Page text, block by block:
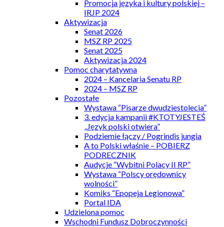
Promocja języka i kultury polskiej –
IRJP 2024
Aktywizacja
Senat 2026
MSZ RP 2025
Senat 2025
Aktywizacja 2024
Pomoc charytatywna
2024 – Kancelaria Senatu RP
2024 – MSZ RP
Pozostałe
Wystawa “Pisarze dwudziestolecia”
3. edycja kampanii #KTOTYJESTEŚ
„Język polski otwiera”
Podziemie łączy / Pogrindis jungia
A to Polski właśnie – POBIERZ
PODRECZNIK
Audycje “Wybitni Polacy II RP”
Wystawa “Polscy orędownicy
wolności”
Komiks “Epopeja Legionowa”
Portal IDA
Udzielona pomoc
Wschodni Fundusz Dobroczynności